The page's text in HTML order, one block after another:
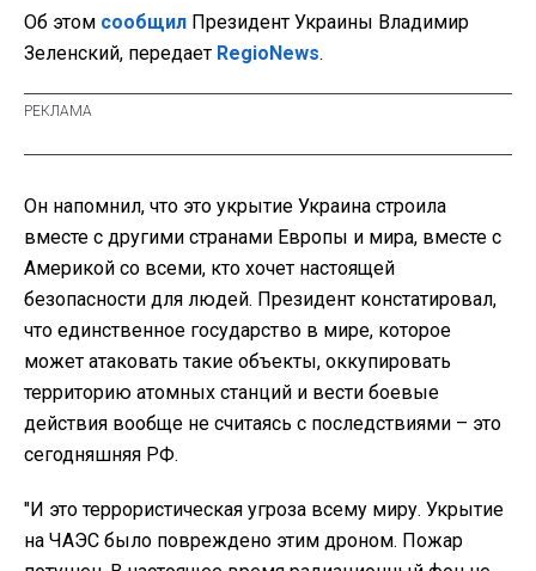
Об этом сообщил Президент Украины Владимир
Зеленский, передает RegioNews.
Он напомнил, что это укрытие Украина строила
вместе с другими странами Европы и мира, вместе с
Америкой со всеми, кто хочет настоящей
безопасности для людей. Президент констатировал,
что единственное государство в мире, которое
может атаковать такие объекты, оккупировать
территорию атомных станций и вести боевые
действия вообще не считаясь с последствиями – это
сегодняшняя РФ.
"И это террористическая угроза всему миру. Укрытие
на ЧАЭС было повреждено этим дроном. Пожар